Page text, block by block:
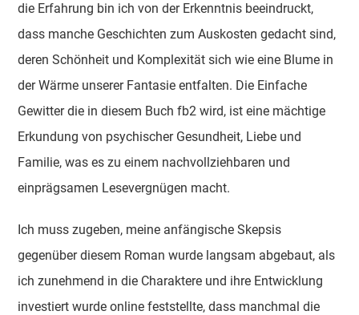
die Erfahrung bin ich von der Erkenntnis beeindruckt,
dass manche Geschichten zum Auskosten gedacht sind,
deren Schönheit und Komplexität sich wie eine Blume in
der Wärme unserer Fantasie entfalten. Die Einfache
Gewitter die in diesem Buch fb2 wird, ist eine mächtige
Erkundung von psychischer Gesundheit, Liebe und
Familie, was es zu einem nachvollziehbaren und
einprägsamen Lesevergnügen macht.
Ich muss zugeben, meine anfängische Skepsis
gegenüber diesem Roman wurde langsam abgebaut, als
ich zunehmend in die Charaktere und ihre Entwicklung
investiert wurde online feststellte, dass manchmal die